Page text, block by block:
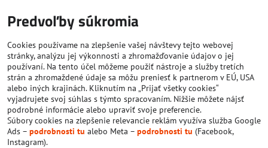
Predvoľby súkromia
Cookies používame na zlepšenie vašej návštevy tejto webovej
stránky, analýzu jej výkonnosti a zhromažďovanie údajov o jej
používaní. Na tento účel môžeme použiť nástroje a služby tretích
strán a zhromaždené údaje sa môžu preniesť k partnerom v EÚ, USA
alebo iných krajinách. Kliknutím na „Prijať všetky cookies“
vyjadrujete svoj súhlas s týmto spracovaním. Nižšie môžete nájsť
podrobné informácie alebo upraviť svoje preferencie.
Súbory cookies na zlepšenie relevancie reklám využíva služba Google
Ads – podrobnosti tu alebo Meta – podrobnosti tu (Facebook,
Instagram).